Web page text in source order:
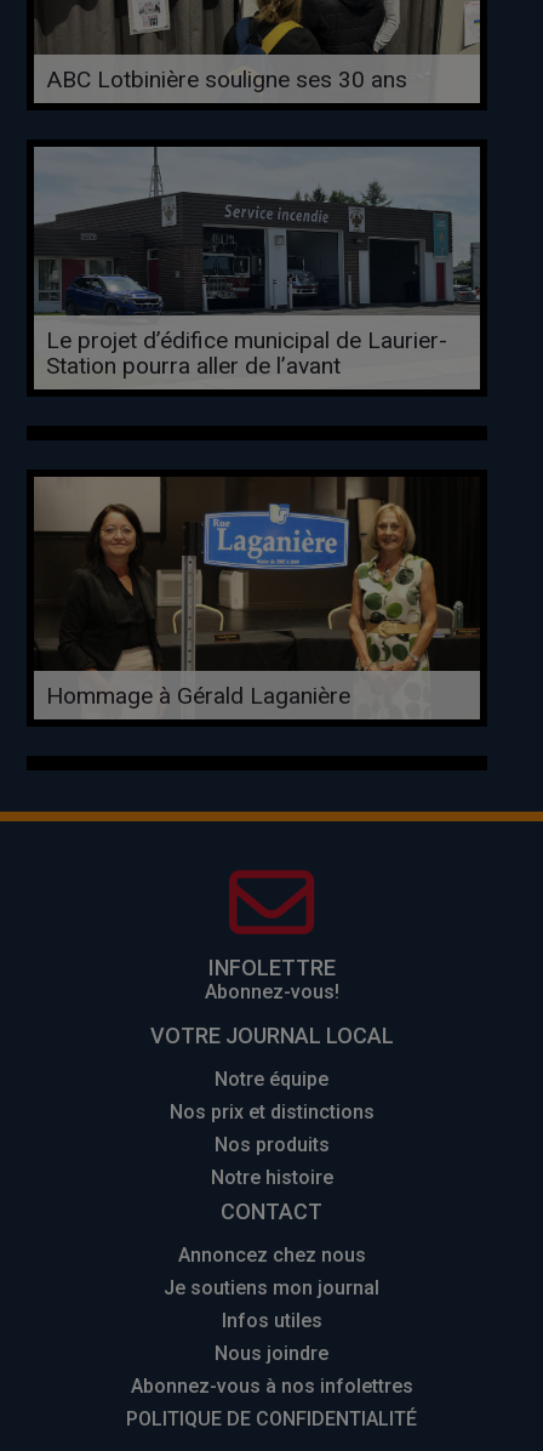
ABC Lotbinière souligne ses 30 ans
Le projet d’édifice municipal de Laurier-
Station pourra aller de l’avant
Hommage à Gérald Laganière
INFOLETTRE
Abonnez-vous!
VOTRE JOURNAL LOCAL
Notre équipe
Nos prix et distinctions
Nos produits
Notre histoire
CONTACT
Annoncez chez nous
Je soutiens mon journal
Infos utiles
Nous joindre
Abonnez-vous à nos infolettres
POLITIQUE DE CONFIDENTIALITÉ